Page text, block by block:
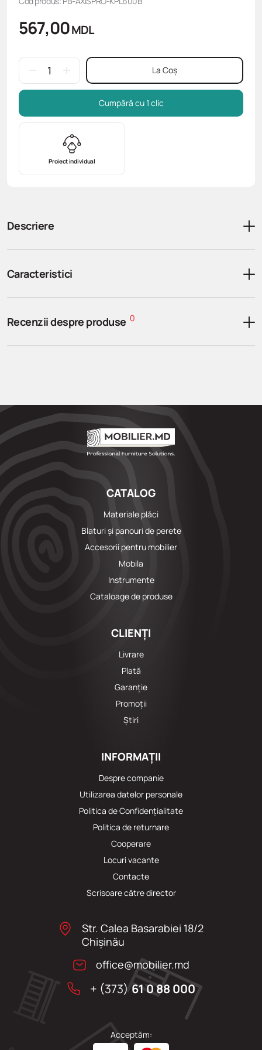
Proiect individual
567,00MDL
La Coș
Cumpără cu 1 clic
Descriere
Caracteristici
Recenzii despre produse 0
CATALOG
Materiale plăci
Blaturi și panouri de perete
Accesorii pentru mobilier
Mobila
Instrumente
Cataloage de produse
CLIENȚI
Livrare
Plată
Garanție
Promoții
Știri
INFORMAȚII
Despre companie
Utilizarea datelor personale
Politica de Confidențialitate
Politica de returnare
Cooperare
Locuri vacante
Сontacte
Scrisoare către director
Str. Calea Basarabiei 18/2
Chişinău
office@mobilier.md
+ (373)61 0 88 000
Acceptăm: